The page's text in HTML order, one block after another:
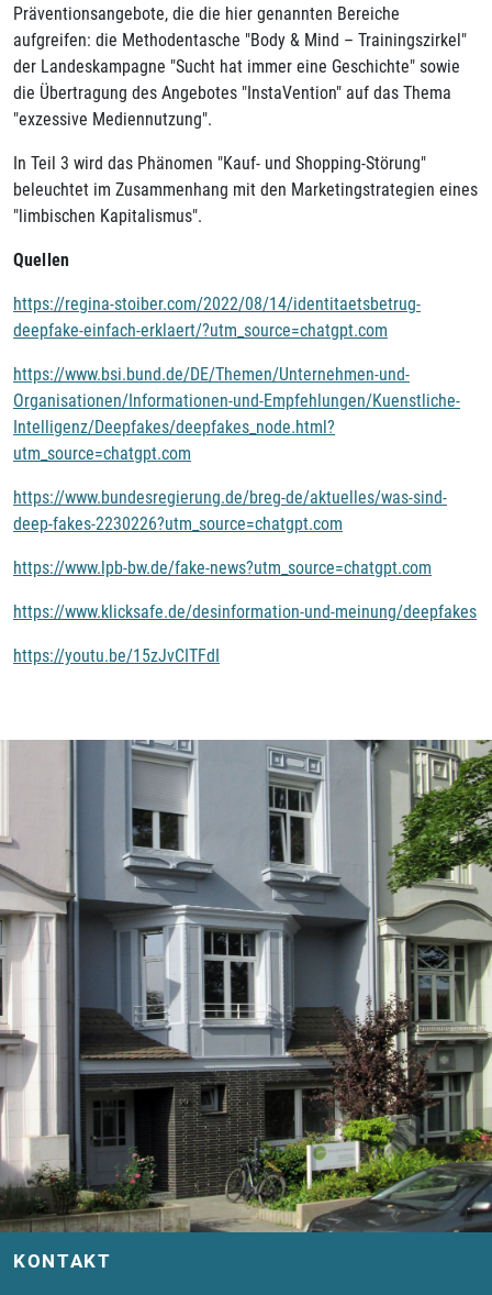
Präventionsangebote, die die hier genannten Bereiche
aufgreifen: die Methodentasche "Body & Mind – Trainingszirkel"
der Landeskampagne "Sucht hat immer eine Geschichte" sowie
die Übertragung des Angebotes "InstaVention" auf das Thema
"exzessive Mediennutzung".
In Teil 3 wird das Phänomen "Kauf- und Shopping-Störung"
beleuchtet im Zusammenhang mit den Marketingstrategien eines
"limbischen Kapitalismus".
Quellen
https://regina-stoiber.com/2022/08/14/identitaetsbetrug-
deepfake-einfach-erklaert/?utm_source=chatgpt.com
https://www.bsi.bund.de/DE/Themen/Unternehmen-und-
Organisationen/Informationen-und-Empfehlungen/Kuenstliche-
Intelligenz/Deepfakes/deepfakes_node.html?
utm_source=chatgpt.com
https://www.bundesregierung.de/breg-de/aktuelles/was-sind-
deep-fakes-2230226?utm_source=chatgpt.com
https://www.lpb-bw.de/fake-news?utm_source=chatgpt.com
https://www.klicksafe.de/desinformation-und-meinung/deepfakes
https://youtu.be/15zJvCITFdI
KONTAKT